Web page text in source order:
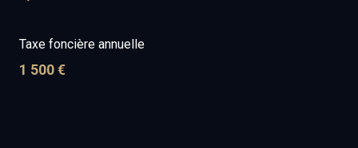
Taxe foncière annuelle
1 500 €